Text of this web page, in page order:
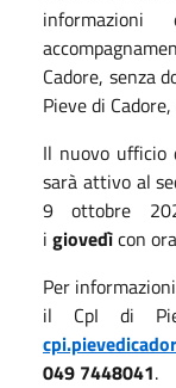
Cadore, senza
Pieve di
Il nuovo ufficio
sarà attivo al
9 ottobre
i giovedìcon
Per
il CpI di
049 7448041.